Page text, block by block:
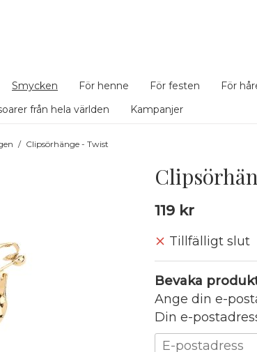
Smycken För henne För festen För
från hela världen Kampanjer
/ Clipsörhänge - Twist
119 kr
Tillfälligt slut
Bevaka
Ange din e-
Din e-